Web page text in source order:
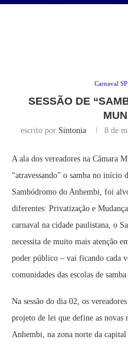
Carnaval SP
SESSÃO DE
escrito por Sintonia 8 de
A ala dos vereadores na Câmara
“atravessando” o samba no início
Sambódromo do Anhembi, foi
diferentes: Privatização e
carnaval na cidade paulistana, o
necessita de muito mais atenção
poder público – vai ficando cada
comunidades das escolas de
Na sessão do dia 02, os
projeto de lei que define as novas
Anhembi, na zona norte da